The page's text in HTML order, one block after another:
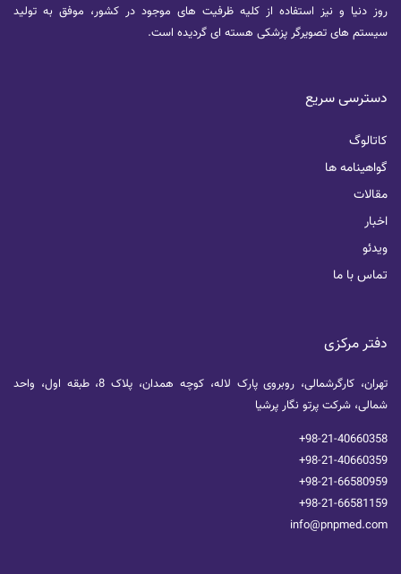
روز دنیا و نیز استفاده از کلیه ظرفیت های موجود در کشور، موفق به تولید
سیستم های تصویرگر پزشکی هسته ای گردیده است.
دسترسی سریع
کاتالوگ
گواهینامه ها
مقالات
اخبار
ویدئو
تماس با ما
دفتر مرکزی
تهران، کارگرشمالی، روبروی پارک لاله، کوچه همدان، پلاک 8، طبقه اول، واحد
شمالی، شرکت پرتو نگار پرشیا
+98-21-40660358
+98-21-40660359
+98-21-66580959
+98-21-66581159
info@pnpmed.com